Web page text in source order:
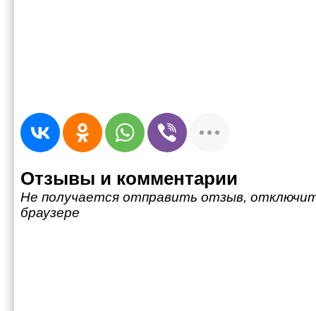
Отзывы и комментарии
Не получается отправить отзыв,
браузере